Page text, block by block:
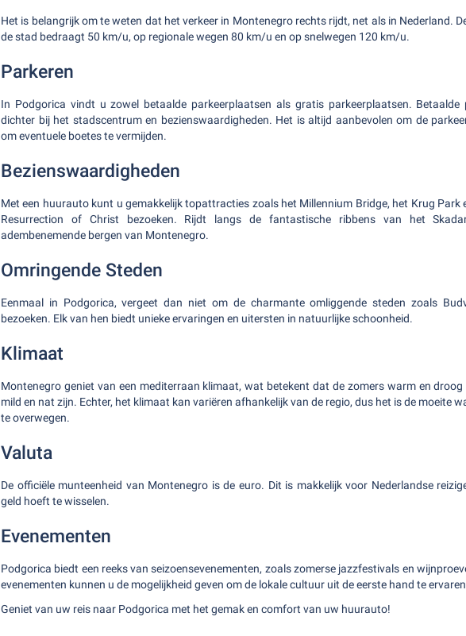
Het is belangrijk om te weten dat het verkeer in Montenegro rechts rijdt, net als in Nederland.
de stad bedraagt 50 km/u, op regionale wegen 80 km/u en op snelwegen 120 km/u.
Parkeren
In Podgorica vindt u zowel betaalde parkeerplaatsen als gratis parkeerplaatsen. Betaalde
dichter bij het stadscentrum en bezienswaardigheden. Het is altijd aanbevolen om de
om eventuele boetes te vermijden.
Bezienswaardigheden
Met een huurauto kunt u gemakkelijk topattracties zoals het Millennium Bridge, het Krug Park
Resurrection of Christ bezoeken. Rijdt langs de fantastische ribbens van het
adembenemende bergen van Montenegro.
Omringende Steden
Eenmaal in Podgorica, vergeet dan niet om de charmante omliggende steden zoals
bezoeken. Elk van hen biedt unieke ervaringen en uitersten in natuurlijke schoonheid.
Klimaat
Montenegro geniet van een mediterraan klimaat, wat betekent dat de zomers warm en
mild en nat zijn. Echter, het klimaat kan variëren afhankelijk van de regio, dus het is de moeite
te overwegen.
Valuta
De officiële munteenheid van Montenegro is de euro. Dit is makkelijk voor Nederlandse
geld hoeft te wisselen.
Evenementen
Podgorica biedt een reeks van seizoensevenementen, zoals zomerse jazzfestivals en
evenementen kunnen u de mogelijkheid geven om de lokale cultuur uit de eerste hand te
Geniet van uw reis naar Podgorica met het gemak en comfort van uw huurauto!